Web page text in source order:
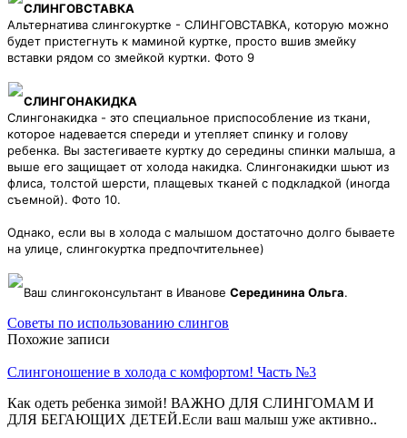
СЛИНГОВСТАВКА
Альтернатива слингокуртке - СЛИНГОВСТАВКА, которую можно
будет пристегнуть к маминой куртке, просто вшив змейку
вставки рядом со змейкой куртки. Фото 9
СЛИНГОНАКИДКА
Слингонакидка - это специальное приспособление из ткани,
которое надевается спереди и утепляет спинку и голову
ребенка. Вы застегиваете куртку до середины спинки малыша, а
выше его защищает от холода накидка. Слингонакидки шьют из
флиса, толстой шерсти, плащевых тканей с подкладкой (иногда
съемной). Фото 10.
Однако, если вы в холода с малышом достаточно долго бываете
на улице, слингокуртка предпочтительнее)
Ваш слингоконсультант в Иванове Серединина Ольга.
Советы по использованию слингов
Похожие записи
Слингоношение в холода с комфортом! Часть №3
Как одеть ребенка зимой! ВАЖНО ДЛЯ СЛИНГОМАМ И
ДЛЯ БЕГАЮЩИХ ДЕТЕЙ.Если ваш малыш уже активно..